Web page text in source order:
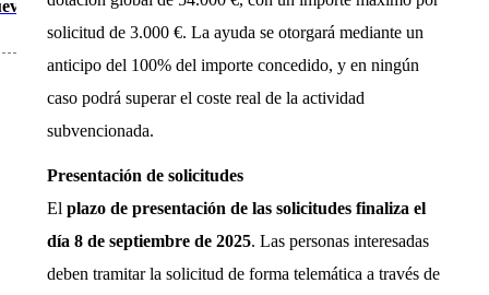
solicitud de 3.000 €. La ayuda se otorgará mediante un
anticipo del 100% del importe concedido, y en ningún
caso podrá superar el coste real de la actividad
subvencionada.
Presentación de solicitudes
El plazo de presentación de las solicitudes finaliza el
día 8 de septiembre de 2025. Las personas interesadas
deben tramitar la solicitud de forma telemática a través de